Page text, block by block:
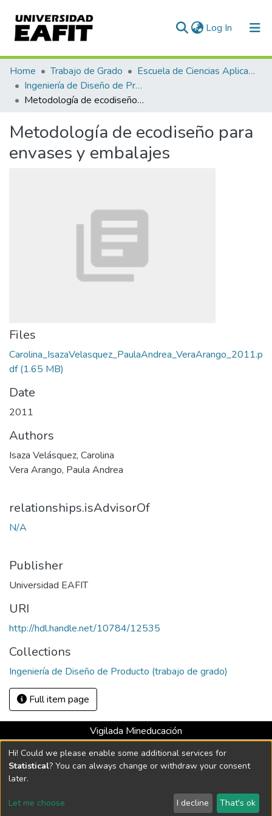
Log In (current)
Communities & Collections
All of DSpace
Home Trabajo de Grado
Escuela de Ciencias Aplicadas e Ingeniería
Ingeniería de Diseño de Producto (trabajo de grado)
Metodología de ecodiseño para envases y embalajes
Metodología de ecodiseño para
envases y embalajes
Files
Carolina_IsazaVelasquez_PaulaAndrea_VeraArango_2011.p
df(1.65 MB)
Date
2011
Authors
Isaza Velásquez, Carolina
Vera Arango, Paula Andrea
relationships.isAdvisorOf
N/A
Publisher
Universidad EAFIT
URI
http://hdl.handle.net/10784/12535
Collections
Ingeniería de Diseño de Producto (trabajo de grado)
Full item page
Vigilada Mineducación
Universidad con Acreditación Institucional hasta 2026 -
Resolución MEN 2158 de 2018
DSpace software copyright © 2002-2026 LYRASIS
Send Feedback
Hi! Could we please enable some additional services for
Statistical? You can always change or withdraw your consent
later.
Let me choose I decline That's ok